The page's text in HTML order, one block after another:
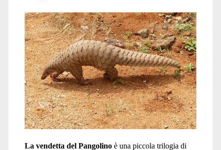
pangolino</span>
La vendetta del Pangolinoè una piccola trilogia di